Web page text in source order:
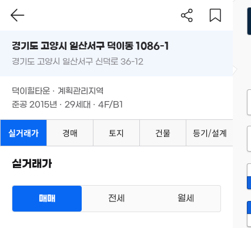
경기도 고양시 일산서구 덕이동 1086-1
경기도 고양시 일산서구 신덕로 36-12
덕이힐타운 · 계획관리지역
준공 2015년 · 29세대 · 4F/B1
실거래가 경매 토지 건물 등기/설계
실거래가
매매 전세 월세